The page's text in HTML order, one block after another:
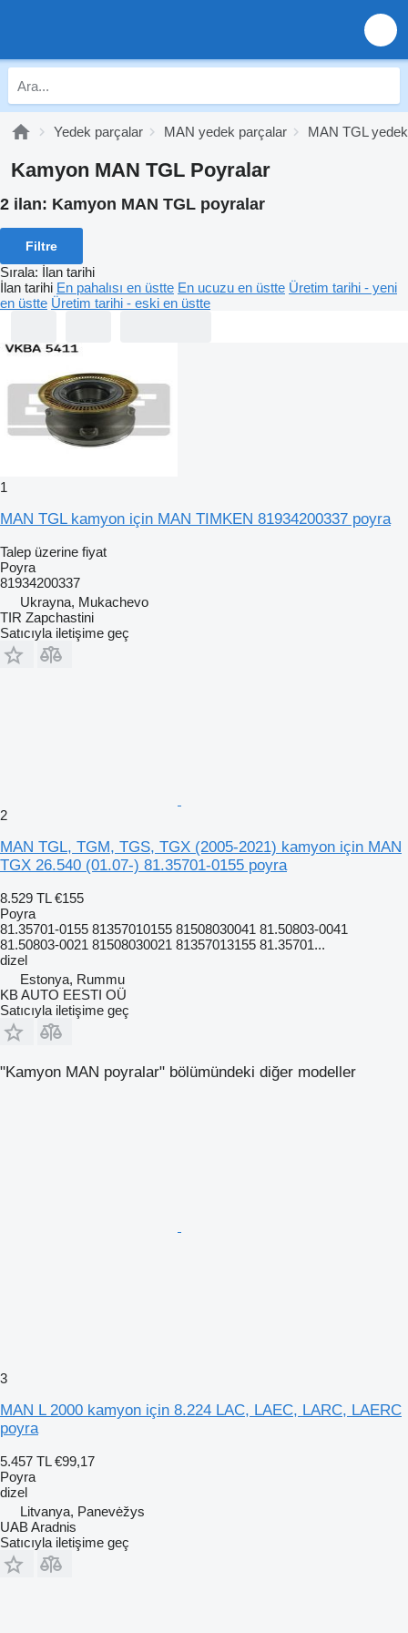
Yedek parçalar MAN yedek parçalar MAN TGL
Kamyon MAN TGL Poyralar
2 ilan: Kamyon MAN TGL poyralar
Filtre
Sırala: İlan tarihi
İlan tarihi En pahalısı en üstte En ucuzu en üstte Üretim tarihi - yeni
en üstte Üretim tarihi - eski en üstte
1
MAN TGL kamyon için MAN TIMKEN 81934200337 poyra
Talep üzerine fiyat
Poyra
81934200337
Ukrayna, Mukachevo
TIR Zapchastini
Satıcıyla iletişime geç
2
MAN TGL, TGM, TGS, TGX (2005-2021) kamyon için MAN
TGX 26.540 (01.07-) 81.35701-0155 poyra
8.529 TL €155
Poyra
81.35701-0155 81357010155 81508030041 81.50803-0041
81.50803-0021 81508030021 81357013155 81.35701...
dizel
Estonya, Rummu
KB AUTO EESTI OÜ
Satıcıyla iletişime geç
"Kamyon MAN poyralar" bölümündeki diğer modeller
3
MAN L 2000 kamyon için 8.224 LAC, LAEC, LARC, LAERC
poyra
5.457 TL €99,17
Poyra
dizel
Litvanya, Panevėžys
UAB Aradnis
Satıcıyla iletişime geç